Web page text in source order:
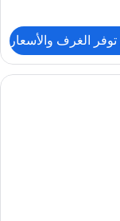
الغرف والأسعار
وميني بار وخزنة